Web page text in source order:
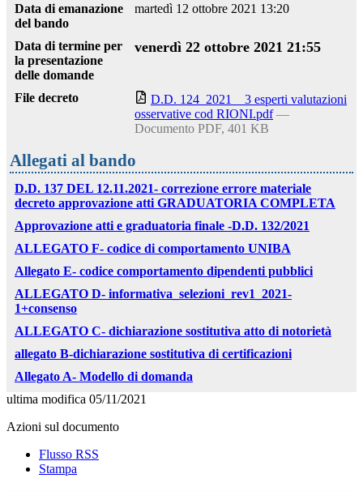
Data di emanazione
del bando
martedì 12 ottobre 2021 13:20
Data di termine per
la presentazione
delle domande
venerdì 22 ottobre 2021 21:55
File decreto
D.D. 124_2021 _ 3 esperti valutazioni
osservative cod RIONI.pdf —
Documento PDF, 401 KB
Allegati al bando
D.D. 137 DEL 12.11.2021- correzione errore materiale
decreto approvazione atti GRADUATORIA COMPLETA
Approvazione atti e graduatoria finale -D.D. 132/2021
ALLEGATO F- codice di comportamento UNIBA
Allegato E- codice comportamento dipendenti pubblici
ALLEGATO D- informativa_selezioni_rev1_2021-
1+consenso
ALLEGATO C- dichiarazione sostitutiva atto di notorietà
allegato B-dichiarazione sostitutiva di certificazioni
Allegato A- Modello di domanda
ultima modifica 05/11/2021
Azioni sul documento
Flusso RSS
Stampa